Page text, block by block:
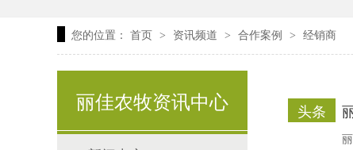
您的位置： 首页 > 资讯频道 > 合作案例 > 经销商
头条
丽佳农牧资讯中心
冰鲜鸭爪